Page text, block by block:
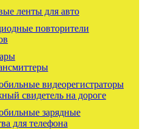
ленты для авто
повторители
видеорегистраторы
свидетель на дороге
зарядные
для телефона